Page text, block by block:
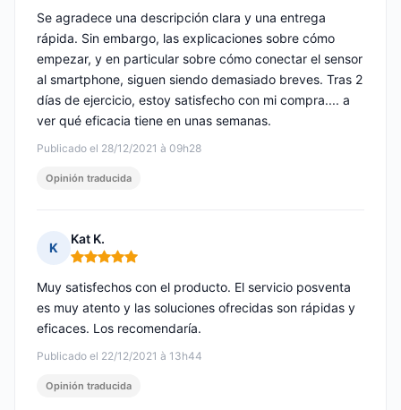
Publicado el 28/12/2021 à 09h28
Se agradece una descripción clara y una entrega
rápida. Sin embargo, las explicaciones sobre cómo
empezar, y en particular sobre cómo conectar el sensor
al smartphone, siguen siendo demasiado breves. Tras 2
días de ejercicio, estoy satisfecho con mi compra.... a
ver qué eficacia tiene en unas semanas.
Opinión traducida
K
Kat K.
Nota: 5 de 5
Publicado el 22/12/2021 à 13h44
Muy satisfechos con el producto. El servicio posventa
es muy atento y las soluciones ofrecidas son rápidas y
eficaces. Los recomendaría.
Opinión traducida